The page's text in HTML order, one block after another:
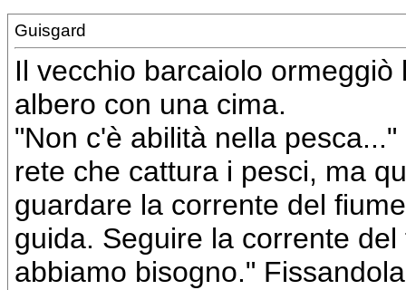
Guisgard
Il vecchio barcaiolo
albero con una cima.
"Non c'è abilità nella
rete che cattura i pesci, ma
guardare la corrente del
guida. Seguire la corrente
abbiamo bisogno."